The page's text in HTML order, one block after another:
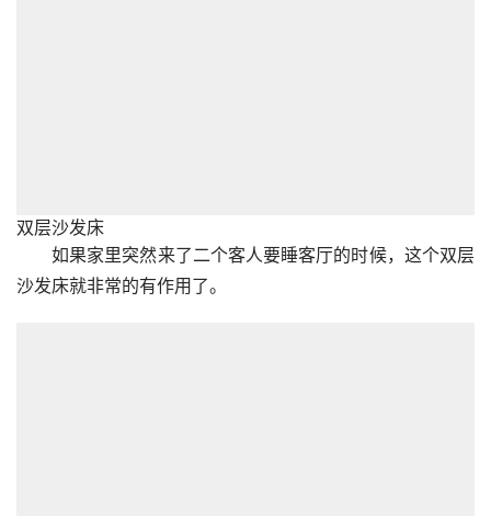
双层沙发床
如果家里突然来了二个客人要睡客厅的时候，这个双层
沙发床就非常的有作用了。